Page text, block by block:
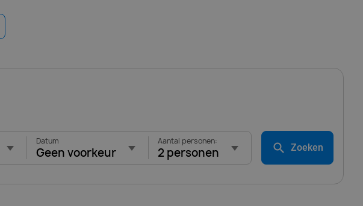
Datum
Geen voorkeur
Aantal personen:
2 personen Zoeken